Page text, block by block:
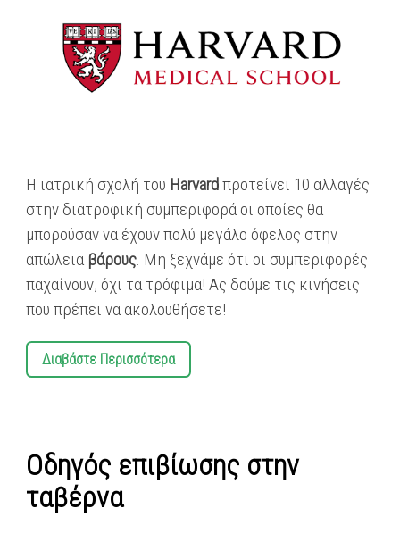
Η ιατρική σχολή του Harvardπροτείνει 10 αλλαγές
στην διατροφική συμπεριφορά οι οποίες θα
μπορούσαν να έχουν πολύ μεγάλο όφελος στην
απώλεια βάρους. Μη ξεχνάμε ότι οι συμπεριφορές
παχαίνουν, όχι τα τρόφιμα! Ας δούμε τις κινήσεις
που πρέπει να ακολουθήσετε!
Διαβάστε Περισσότερα
Οδηγός επιβίωσης στην
ταβέρνα